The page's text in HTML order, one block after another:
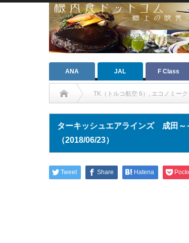
ANA JAL F Class
TK（トルコ航空 6） , エコノミー
ターキッシュエアラインズ 成田
（2018/06/23）
Tweet Share Hatena